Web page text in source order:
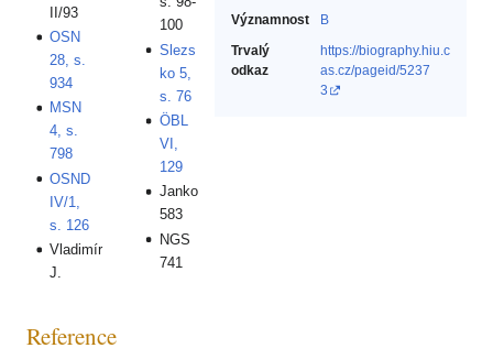
Významnost
B
Trvalý
odkaz
https://biography.hiu.c
as.cz/pageid/5237
3
II/93
OSN
28, s.
934
MSN
4, s.
798
OSND
IV/1,
s. 126
Vladimír
J.
100
Slezs
ko 5,
s. 76
ÖBL
VI,
129
Janko
583
NGS
741
Reference